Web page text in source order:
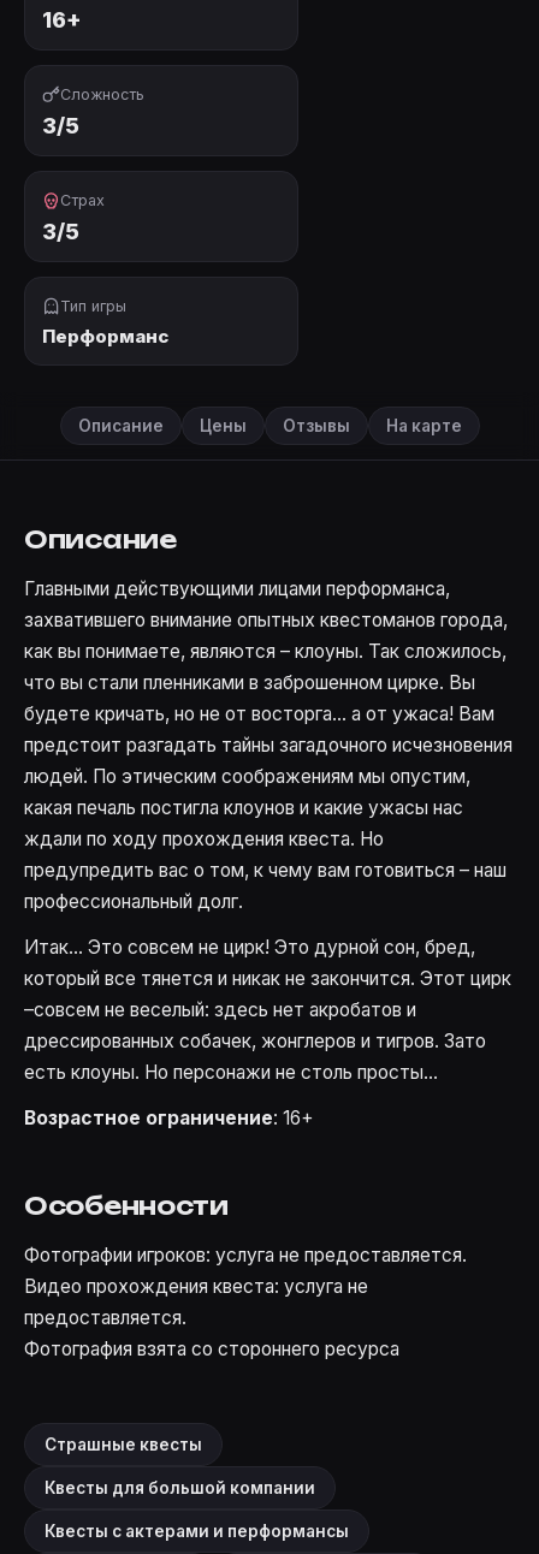
16+
Сложность
3/5
Страх
3/5
Тип игры
Перформанс
Описание Цены Отзывы На карте
Описание
Главными действующими лицами перформанса,
захватившего внимание опытных квестоманов города,
как вы понимаете, являются – клоуны. Так сложилось,
что вы стали пленниками в заброшенном цирке. Вы
будете кричать, но не от восторга... а от ужаса! Вам
предстоит разгадать тайны загадочного исчезновения
людей. По этическим соображениям мы опустим,
какая печаль постигла клоунов и какие ужасы нас
ждали по ходу прохождения квеста. Но
предупредить вас о том, к чему вам готовиться – наш
профессиональный долг.
Итак... Это совсем не цирк! Это дурной сон, бред,
который все тянется и никак не закончится. Этот цирк
–совсем не веселый: здесь нет акробатов и
дрессированных собачек, жонглеров и тигров. Зато
есть клоуны. Но персонажи не столь просты...
Возрастное ограничение: 16+
Особенности
Фотографии игроков: услуга не предоставляется.
Видео прохождения квеста: услуга не
предоставляется.
Фотография взята со стороннего ресурса
Страшные квесты
Квесты для большой компании
Квесты с актерами и перформансы